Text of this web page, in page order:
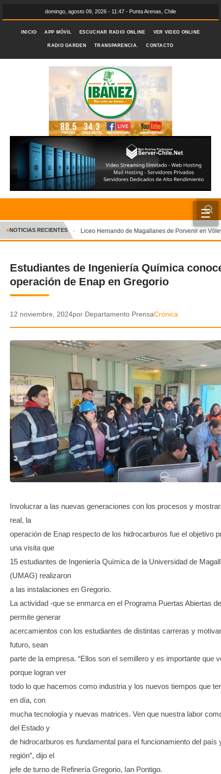
domingo, agosto 09, 2026 - 11:47 - Punta Arenas, Chile
INICIO APP MÓVIL ESCUCHAR RADIO ONLINE VER VIDEO ONLINE
RADIO GARDEN TRANSPARENCIA. CONTACTO
☰
INICIO
CRÓNICA
DEPORTES
ENTRETENIMIENTO Y CULTURA
POLICIAL
VIDEOS
GALERIA DE FOTOS
APP MÓVIL
TRANSPARENCIA
✕
●NOTICIAS RECIENTES Liceo Hernando de Magallanes de Porvenir en
Estudiantes de Ingeniería Química
operación de Enap en Gregorio
12 noviembre, 2024por Departamento PrensaCrónica
Involucrar a las nuevas generaciones con los procesos y
real, la
operación de Enap respecto de los hidrocarburos fue el objetivo
una visita que
15 estudiantes de Ingeniería Química de la Universidad de
(UMAG) realizaron
a las instalaciones en Gregorio.
La actividad -que se enmarca en el Programa Puertas Abiertas
permite generar
acercamientos con los estudiantes de distintas carreras y
futuro, sean
parte de la empresa. “Ellos son el semillero y es importante que
porque logran ver
todo lo que hacemos como industria y los nuevos tiempos que
en día, con
mucha tecnología y nuevas matrices. Ven que nuestra labor
del Estado y
de hidrocarburos es fundamental para el funcionamiento del país
región”, dijo el
jefe de turno de Refinería Gregorio, Ian Pontigo.